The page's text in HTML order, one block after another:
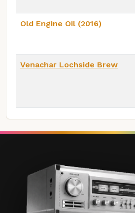
Old Engine Oil (2016)
Venachar Lochside Brew